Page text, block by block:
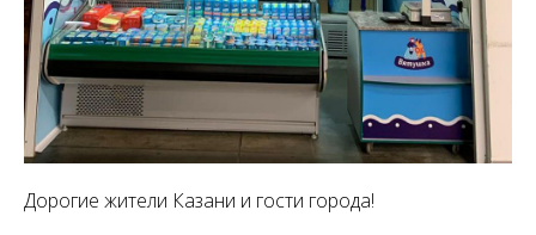
Дорогие жители Казани и гости города!